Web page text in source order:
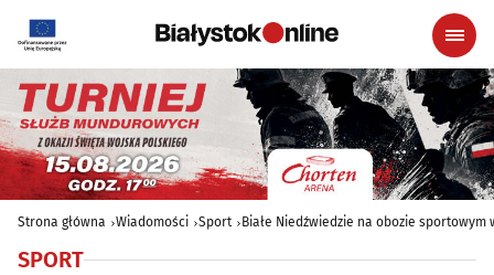
Strona główna Wiadomości Sport Białe Niedźwiedzie na obozie sportowym
SPORT